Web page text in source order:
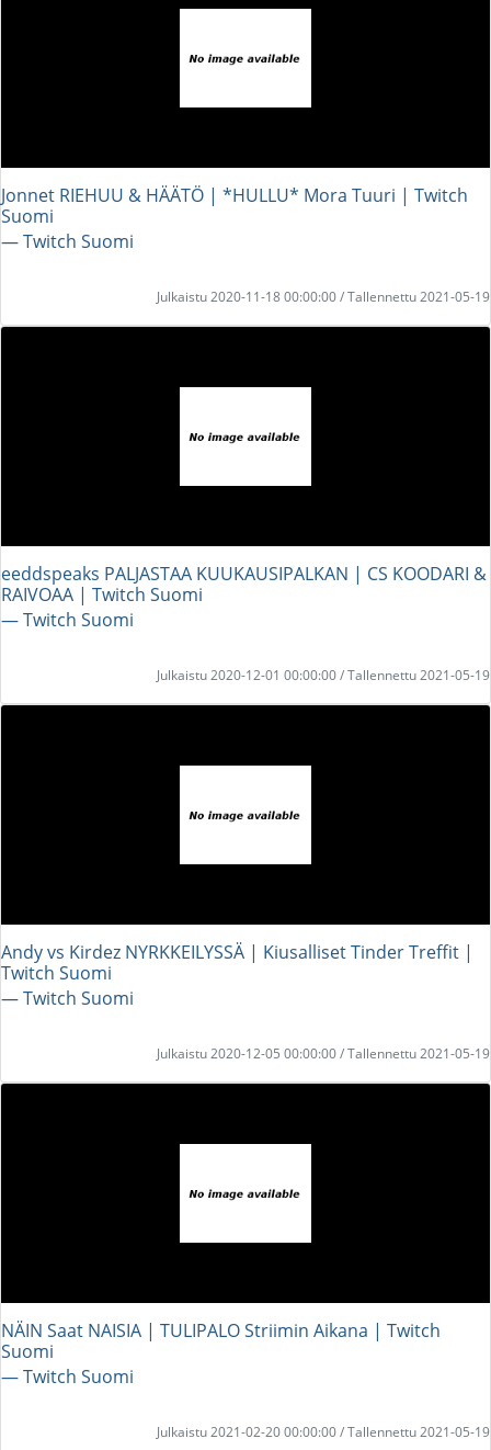
Jonnet RIEHUU & HÄÄTÖ | *HULLU* Mora Tuuri | Twitch
Suomi
― Twitch Suomi
Julkaistu 2020-11-18 00:00:00 / Tallennettu 2021-05-19
eeddspeaks PALJASTAA KUUKAUSIPALKAN | CS KOODARI &
RAIVOAA | Twitch Suomi
― Twitch Suomi
Julkaistu 2020-12-01 00:00:00 / Tallennettu 2021-05-19
Andy vs Kirdez NYRKKEILYSSÄ | Kiusalliset Tinder Treffit |
Twitch Suomi
― Twitch Suomi
Julkaistu 2020-12-05 00:00:00 / Tallennettu 2021-05-19
NÄIN Saat NAISIA | TULIPALO Striimin Aikana | Twitch
Suomi
― Twitch Suomi
Julkaistu 2021-02-20 00:00:00 / Tallennettu 2021-05-19